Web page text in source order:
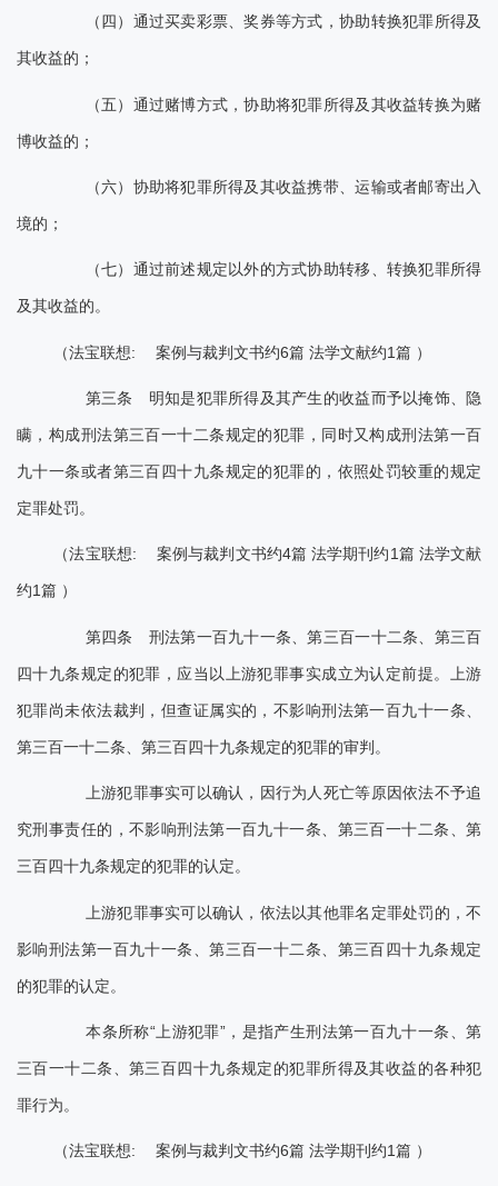
（四）通过买卖彩票、奖券等方式，协助转换犯罪所得及
其收益的；
（五）通过赌博方式，协助将犯罪所得及其收益转换为赌
博收益的；
（六）协助将犯罪所得及其收益携带、运输或者邮寄出入
境的；
（七）通过前述规定以外的方式协助转移、转换犯罪所得
及其收益的。
（法宝联想: 案例与裁判文书约6篇 法学文献约1篇 ）
第三条 明知是犯罪所得及其产生的收益而予以掩饰、隐
瞒，构成刑法第三百一十二条规定的犯罪，同时又构成刑法第一百
九十一条或者第三百四十九条规定的犯罪的，依照处罚较重的规定
定罪处罚。
（法宝联想: 案例与裁判文书约4篇 法学期刊约1篇 法学文献
约1篇 ）
第四条 刑法第一百九十一条、第三百一十二条、第三百
四十九条规定的犯罪，应当以上游犯罪事实成立为认定前提。上游
犯罪尚未依法裁判，但查证属实的，不影响刑法第一百九十一条、
第三百一十二条、第三百四十九条规定的犯罪的审判。
上游犯罪事实可以确认，因行为人死亡等原因依法不予追
究刑事责任的，不影响刑法第一百九十一条、第三百一十二条、第
三百四十九条规定的犯罪的认定。
上游犯罪事实可以确认，依法以其他罪名定罪处罚的，不
影响刑法第一百九十一条、第三百一十二条、第三百四十九条规定
的犯罪的认定。
本条所称“上游犯罪”，是指产生刑法第一百九十一条、第
三百一十二条、第三百四十九条规定的犯罪所得及其收益的各种犯
罪行为。
（法宝联想: 案例与裁判文书约6篇 法学期刊约1篇 ）